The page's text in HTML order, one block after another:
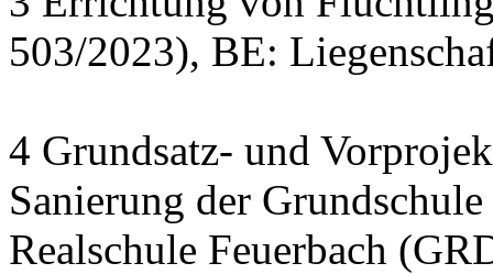
503/2023), BE:
4 Grundsatz- und
Sanierung der
Realschule Feuerbach